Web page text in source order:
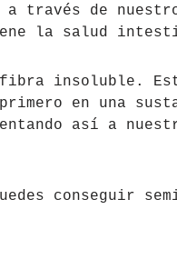
a través de
la salud
insoluble.
en una
así a
conseguir